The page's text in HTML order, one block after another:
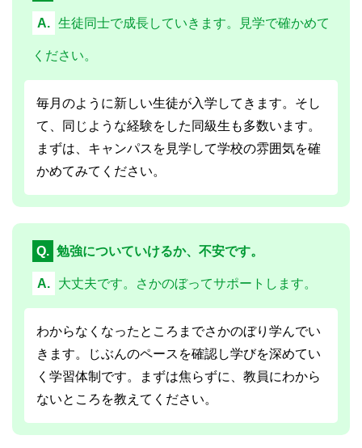
A. 生徒同士で成長していきます。見学で確かめて
ください。
毎月のように新しい生徒が入学してきます。そし
て、同じような経験をした同級生も多数います。
まずは、キャンパスを見学して学校の雰囲気を確
かめてみてください。
Q. 勉強についていけるか、不安です。
A. 大丈夫です。さかのぼってサポートします。
わからなくなったところまでさかのぼり学んでい
きます。じぶんのペースを確認し学びを深めてい
く学習体制です。まずは焦らずに、教員にわから
ないところを教えてください。